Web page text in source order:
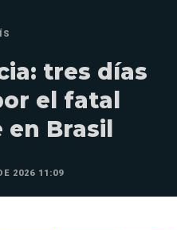
tres días
el fatal
Brasil
2026 11:09